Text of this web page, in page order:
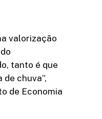
valorização
tanto é que
chuva”,
de Economia